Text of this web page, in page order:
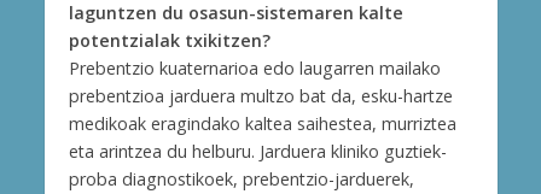
laguntzen du osasun-sistemaren kalte
potentzialak txikitzen?
Prebentzio kuaternarioa edo laugarren mailako
prebentzioa jarduera multzo bat da, esku-hartze
medikoak eragindako kaltea saihestea, murriztea
eta arintzea du helburu. Jarduera kliniko guztiek-
proba diagnostikoek, prebentzio-jarduerek,